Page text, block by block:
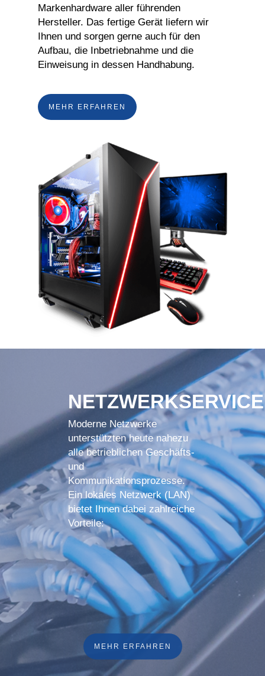
Markenhardware aller führenden
Hersteller. Das fertige Gerät liefern wir
Ihnen und sorgen gerne auch für den
Aufbau, die Inbetriebnahme und die
Einweisung in dessen Handhabung.
MEHR ERFAHREN
NETZWERKSERVICE
Moderne Netzwerke
unterstützten heute nahezu
alle betrieblichen Geschäfts-
und
Kommunikationsprozesse.
Ein lokales Netzwerk (LAN)
bietet Ihnen dabei zahlreiche
Vorteile:
MEHR ERFAHREN